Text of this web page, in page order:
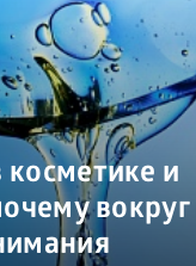
и